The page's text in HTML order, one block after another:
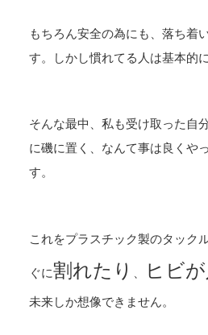
もちろん安全の為にも、落ち着
す。しかし慣れてる人は基本的
そんな最中、私も受け取った自
に磯に置く、なんて事は良くや
す。
これをプラスチック製のタック
ぐに割れたり ヒビ
未来しか想像できません。